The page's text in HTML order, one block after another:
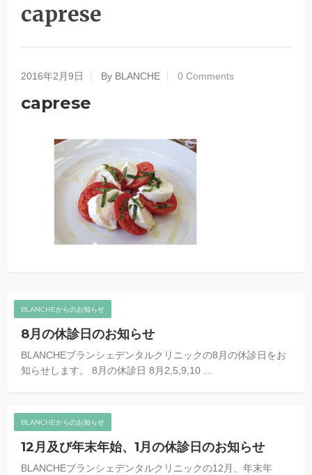
caprese
2016年2月9日 By BLANCHE 0 Comments
caprese
BLANCHEからのお知らせ
8月の休診日のお知らせ
BLANCHEブランシェデンタルクリニックの8月の休診日をお
知らせします。 8月の休診日 8月2,5,9,10 …
BLANCHEからのお知らせ
12月及び年末年始、1月の休診日のお知らせ
BLANCHEブランシェデンタルクリニックの12月、年末年